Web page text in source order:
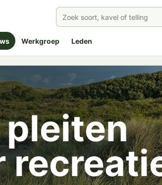
Werkgroep Leden